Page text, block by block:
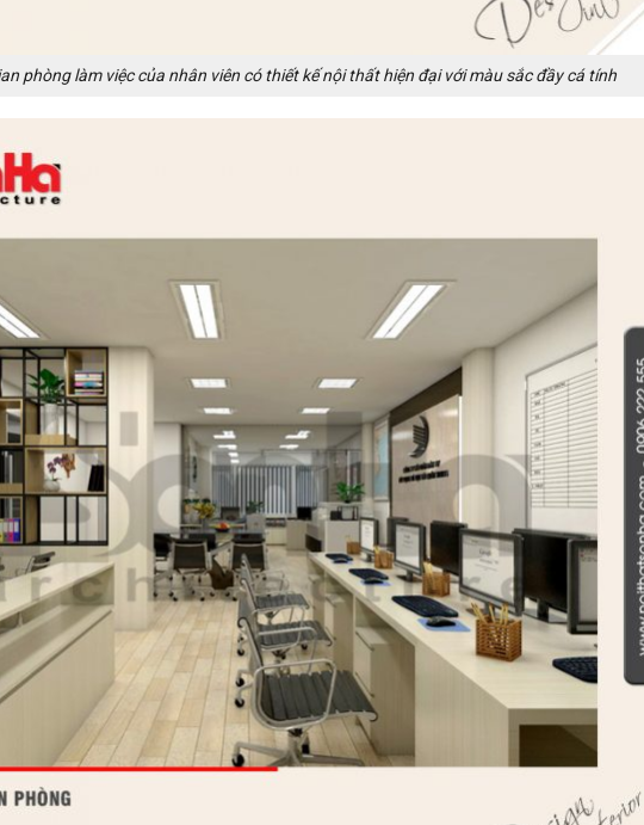
phòng làm việc của nhân viên có thiết kế nội thất hiện đại với màu sắc đầy cá tính